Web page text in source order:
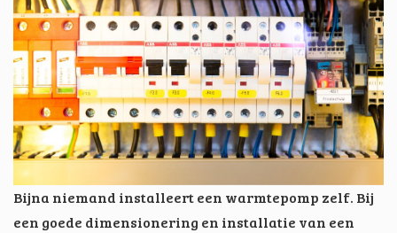
Bijna niemand installeert een warmtepomp zelf. Bij
een goede dimensionering en installatie van een